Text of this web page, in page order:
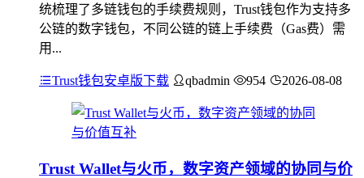
统梳理了多链钱包的手续费规则，Trust钱包作为支持多
公链的数字钱包，不同公链的链上手续费（Gas费）需
用...
Trust钱包安卓版下载 qbadmin 954 2026-08-08
Trust Wallet与火币，数字资产领域的协同与价